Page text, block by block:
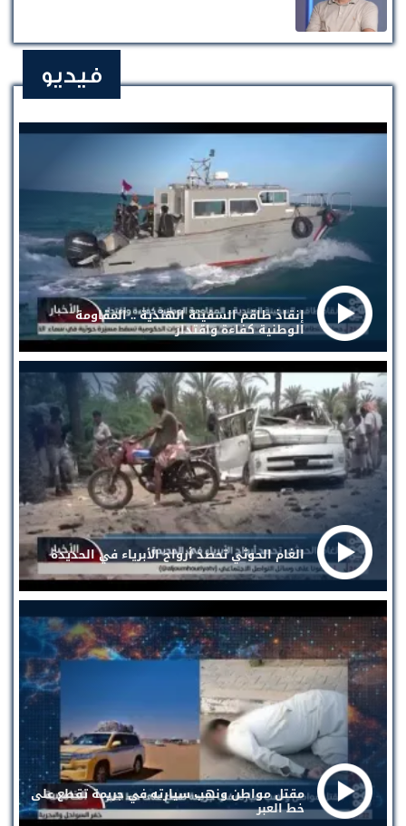
فيديو
إنقاذ طاقم السفينة الهندية .. المقاومة
الوطنية كفاءة واقتدار
الغام الحوثي تحصد أرواح الأبرياء في الحديدة
مقتل مواطن ونهب سيارته في جريمة تقطع على
خط العبر